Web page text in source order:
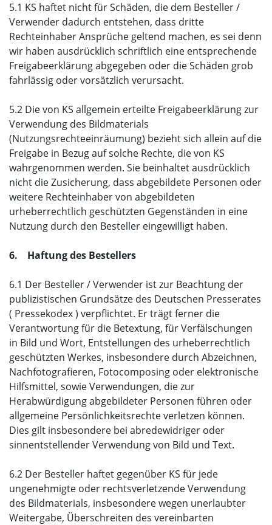
5.1 KS haftet nicht für Schäden, die dem Besteller /
Verwender dadurch entstehen, dass dritte
Rechteinhaber Ansprüche geltend machen, es sei denn
wir haben ausdrücklich schriftlich eine entsprechende
Freigabeerklärung abgegeben oder die Schäden grob
fahrlässig oder vorsätzlich verursacht.
5.2 Die von KS allgemein erteilte Freigabeerklärung zur
Verwendung des Bildmaterials
(Nutzungsrechteeinräumung) bezieht sich allein auf die
Freigabe in Bezug auf solche Rechte, die von KS
wahrgenommen werden. Sie beinhaltet ausdrücklich
nicht die Zusicherung, dass abgebildete Personen oder
weitere Rechteinhaber von abgebildeten
urheberrechtlich geschützten Gegenständen in eine
Nutzung durch den Besteller eingewilligt haben.
6. Haftung des Bestellers
6.1 Der Besteller / Verwender ist zur Beachtung der
publizistischen Grundsätze des Deutschen Presserates
( Pressekodex ) verpflichtet. Er trägt ferner die
Verantwortung für die Betextung, für Verfälschungen
in Bild und Wort, Entstellungen des urheberrechtlich
geschützten Werkes, insbesondere durch Abzeichnen,
Nachfotografieren, Fotocomposing oder elektronische
Hilfsmittel, sowie Verwendungen, die zur
Herabwürdigung abgebildeter Personen führen oder
allgemeine Persönlichkeitsrechte verletzen können.
Dies gilt insbesondere bei abredewidriger oder
sinnentstellender Verwendung von Bild und Text.
6.2 Der Besteller haftet gegenüber KS für jede
ungenehmigte oder rechtsverletzende Verwendung
des Bildmaterials, insbesondere wegen unerlaubter
Weitergabe, Überschreiten des vereinbarten